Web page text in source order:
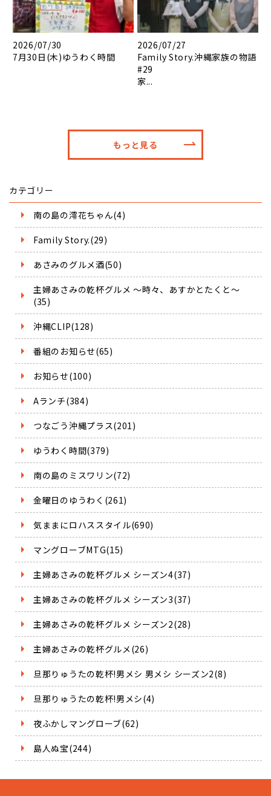
2026/07/30
7月30日(木)ゆうわく時間
2026/07/27
Family Story.沖縄家族の物語
#29
家...
もっと見る
カテゴリー
南の島の澪花ちゃん(4)
Family Story.(29)
あさみのグルメ酒(50)
主婦あさみの乾杯グルメ ～時々、あすかとたくと～
(35)
沖縄CLIP(128)
番組のお知らせ(65)
お知らせ(100)
Aランチ(384)
つなごう沖縄プラス(201)
ゆうわく時間(379)
南の島のミスワリン(72)
金曜日のゆうわく(261)
気ままにロハススタイル(690)
マングローブMTG(15)
主婦あさみの乾杯グルメ シーズン4(37)
主婦あさみの乾杯グルメ シーズン3(37)
主婦あさみの乾杯グルメ シーズン2(28)
主婦あさみの乾杯グルメ(26)
旦那りゅうたの乾杯!男メシ 男メシ シーズン2(8)
旦那りゅうたの乾杯!男メシ(4)
夜ふかしマングローブ(62)
島人ぬ宝(244)